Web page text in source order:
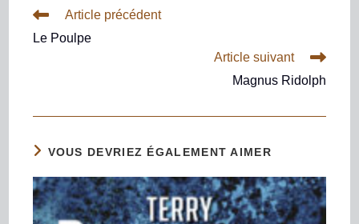
Article précédent
Le Poulpe
Article suivant
Magnus Ridolph
VOUS DEVRIEZ ÉGALEMENT AIMER